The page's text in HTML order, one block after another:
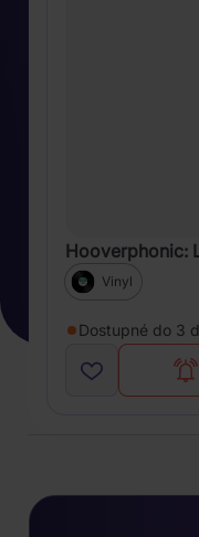
Hooverphonic:
Vinyl
Dostupné do 3